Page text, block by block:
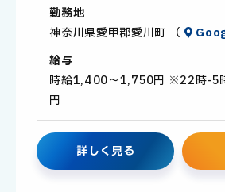
勤務地
神奈川県愛甲郡愛川町 （
給与
時給1,400～1,750円 ※22時-5
円
詳しく見る